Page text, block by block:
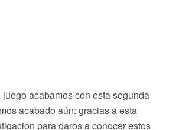
acabamos con esta segunda
acabado aún: gracias a esta
para daros a conocer estos